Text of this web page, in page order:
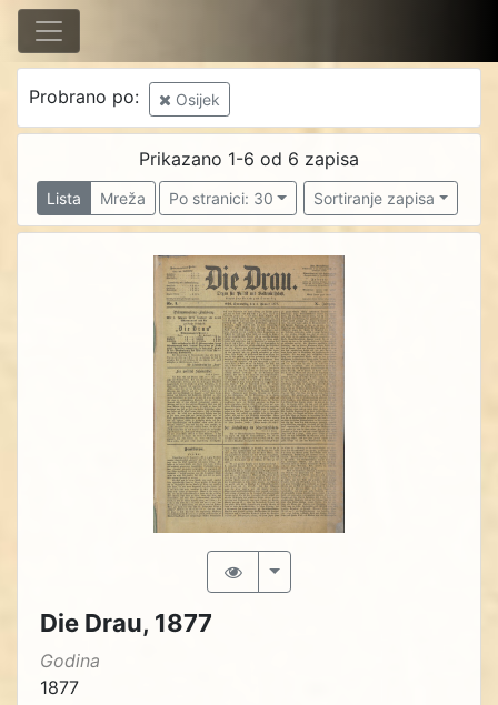
Probrano po: Osijek
Prikazano 1-6 od 6 zapisa
Lista Mreža Po stranici: 30 Sortiranje zapisa
Die Drau, 1877
Godina
1877